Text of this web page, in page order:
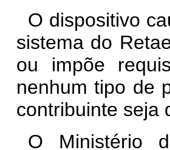
O dispositivo
sistema do
ou impõe
nenhum tipo de
contribuinte seja
O Ministério